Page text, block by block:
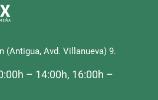
(Antigua, Avd. Villanueva) 9.
– 14:00h, 16:00h –